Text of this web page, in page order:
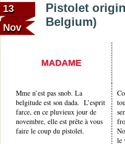
Pistolet
Belgium)
13
Nov
MADAME
Mme n’est pas snob. La
belgitude est son dada. L’esprit
farce, en ce pluvieux jour de
novembre, elle est prête à vous
faire le coup du pistolet.
le